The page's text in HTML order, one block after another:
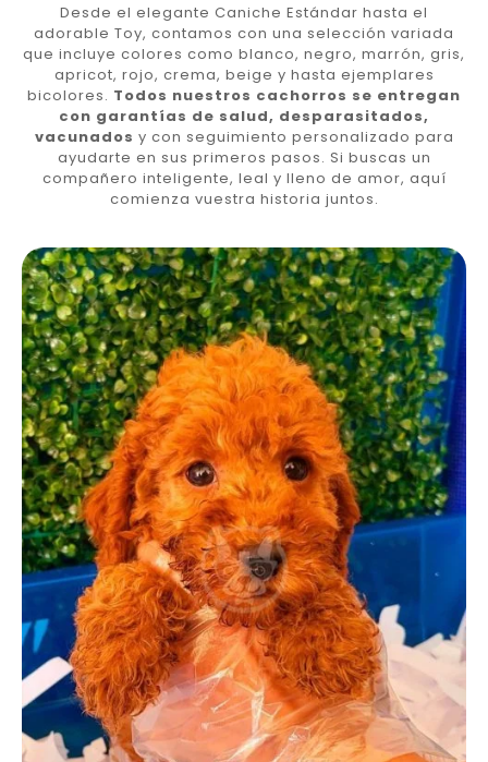
Desde el elegante Caniche Estándar hasta el
adorable Toy, contamos con una selección variada
que incluye colores como blanco, negro, marrón, gris,
apricot, rojo, crema, beige y hasta ejemplares
bicolores. Todos nuestros cachorros se entregan
con garantías de salud, desparasitados,
vacunados y con seguimiento personalizado para
ayudarte en sus primeros pasos. Si buscas un
compañero inteligente, leal y lleno de amor, aquí
comienza vuestra historia juntos.